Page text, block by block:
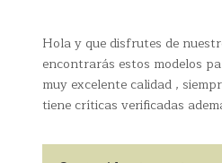
Hola y que disfrutes de
encontrarás estos modelos
muy excelente calidad ,
tiene críticas verificadas